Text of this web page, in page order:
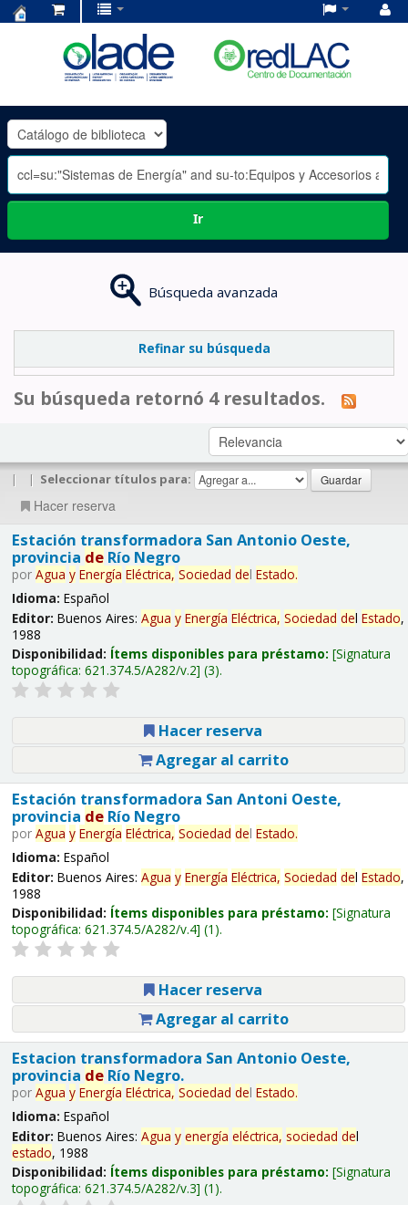
OLADE
-
Ir
Búsqueda avanzada
Refinar su búsqueda
Su búsqueda retornó 4 resultados.
| | Seleccionar títulos para:
Hacer reserva
Estación transformadora San Antonio Oeste,
provincia deRío Negro
por Agua y Energía Eléctrica, Sociedad del Estado.
Idioma: Español
Editor: Buenos Aires: Agua y Energía Eléctrica, Sociedad del Estado,
1988
Disponibilidad: Ítems disponibles para préstamo: Signatura
topográfica: 621.374.5/A282/v.2 (3).
Hacer reserva
Agregar al carrito
Estación transformadora San Antoni Oeste,
provincia deRío Negro
por Agua y Energía Eléctrica, Sociedad del Estado.
Idioma: Español
Editor: Buenos Aires: Agua y Energía Eléctrica, Sociedad del Estado,
1988
Disponibilidad: Ítems disponibles para préstamo: Signatura
topográfica: 621.374.5/A282/v.4 (1).
Hacer reserva
Agregar al carrito
Estacion transformadora San Antonio Oeste,
provincia deRío Negro.
por Agua y Energía Eléctrica, Sociedad del Estado.
Idioma: Español
Editor: Buenos Aires: Agua y energía eléctrica, sociedad del
estado, 1988
Disponibilidad: Ítems disponibles para préstamo: Signatura
topográfica: 621.374.5/A282/v.3 (1).